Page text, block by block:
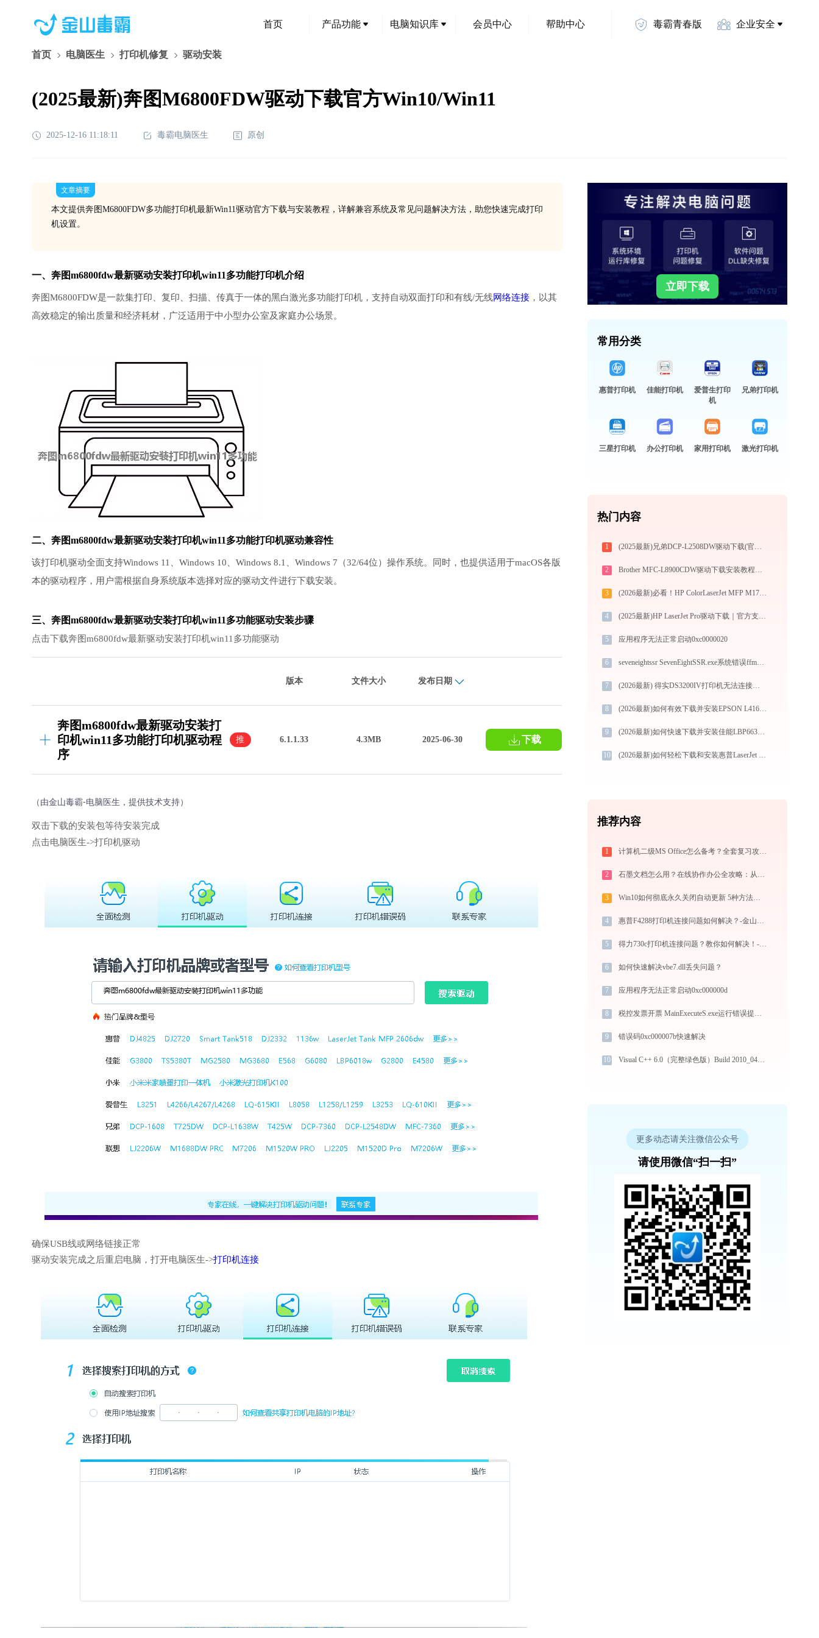
首页 产品功能 电脑知识库 会员中心 帮助中心 毒霸青春版 企业安全
首页 电脑医生 打印机修复 驱动安装
(2025最新)奔图M6800FDW驱动下载官方Win10/Win11
2025-12-16 11:18:11 毒霸电脑医生 原创
文章摘要
本文提供奔图M6800FDW多功能打印机最新Win11驱动官方下载与安装教程，详解兼容系统及常见问题解决方法，助您快速完成打印
机设置。
一、奔图m6800fdw最新驱动安装打印机win11多功能打印机介绍
奔图M6800FDW是一款集打印、复印、扫描、传真于一体的黑白激光多功能打印机，支持自动双面打印和有线/无线网络连接 ，以其
高效稳定的输出质量和经济耗材，广泛适用于中小型办公室及家庭办公场景。
二、奔图m6800fdw最新驱动安装打印机win11多功能打印机驱动兼容性
该打印机驱动全面支持Windows 11、Windows 10、Windows 8.1、Windows 7（32/64位）操作系统。同时，也提供适用于macOS各版
本的驱动程序，用户需根据自身系统版本选择对应的驱动文件进行下载安装。
三、奔图m6800fdw最新驱动安装打印机win11多功能驱动安装步骤
点击下载奔图m6800fdw最新驱动安装打印机win11多功能驱动
版本 文件大小 发布日期
奔图m6800fdw最新驱动安装打
印机win11多功能打印机驱动程
序
推
6.1.1.33 4.3MB 2025-06-30 下载
（由金山毒霸-电脑医生，提供技术支持）
双击下载的安装包等待安装完成
点击电脑医生->打印机驱动
确保USB线或网络链接正常
驱动安装完成之后重启电脑，打开电脑医生->打印机连接
立即下载
常用分类
惠普打印机 佳能打印机
爱普生打印
机
兄弟打印机
三星打印机 办公打印机 家用打印机 激光打印机
热门内容
1 (2025最新)兄弟DCP-L2508DW驱动下载(官方Win10/Win11)
2 Brother MFC-L8900CDW驱动下载安装教程（Win10/Win11）
3 (2026最新)必看！HP ColorLaserJet MFP M178-M181 PCL.6打印机驱动下载与安装的正确姿势
4 (2025最新)HP LaserJet Pro驱动下载｜官方支持Win10/Win11
5 应用程序无法正常启动0xc0000020
6 seveneightssr SevenEightSSR.exe系统错误ffmpeg.dll丢失如何解决
7 (2026最新) 得实DS3200IV打印机无法连接？教你解决方法！-金山毒霸
8 (2026最新)如何有效下载并安装EPSON L4160 Series打印机驱动？全方位指导手册
9 (2026最新)如何快速下载并安装佳能LBP663Cdw打印机驱动：详细步骤解析
10 (2026最新)如何轻松下载和安装惠普LaserJet 1160打印机驱动？跟着这篇指南走
推荐内容
1 计算机二级MS Office怎么备考？全套复习攻略+免费刷题工具推荐
2 石墨文档怎么用？在线协作办公全攻略：从注册到团队高效协同
3 Win10如何彻底永久关闭自动更新 5种方法教你永久关闭win10自动更新
4 惠普F4288打印机连接问题如何解决？-金山毒霸
5 得力730c打印机连接问题？教你如何解决！-金山毒霸
6 如何快速解决vbe7.dll丢失问题？
7 应用程序无法正常启动0xc000000d
8 税控发票开票 MainExecuteS.exe运行错误提示0xc000000d的解决办法
9 错误码0xc000007b快速解决
10 Visual C++ 6.0（完整绿色版）Build 2010_04_03 1.exe系统错误mfco42d.dll丢失如何解决
更多动态请关注微信公众号
请使用微信“扫一扫”